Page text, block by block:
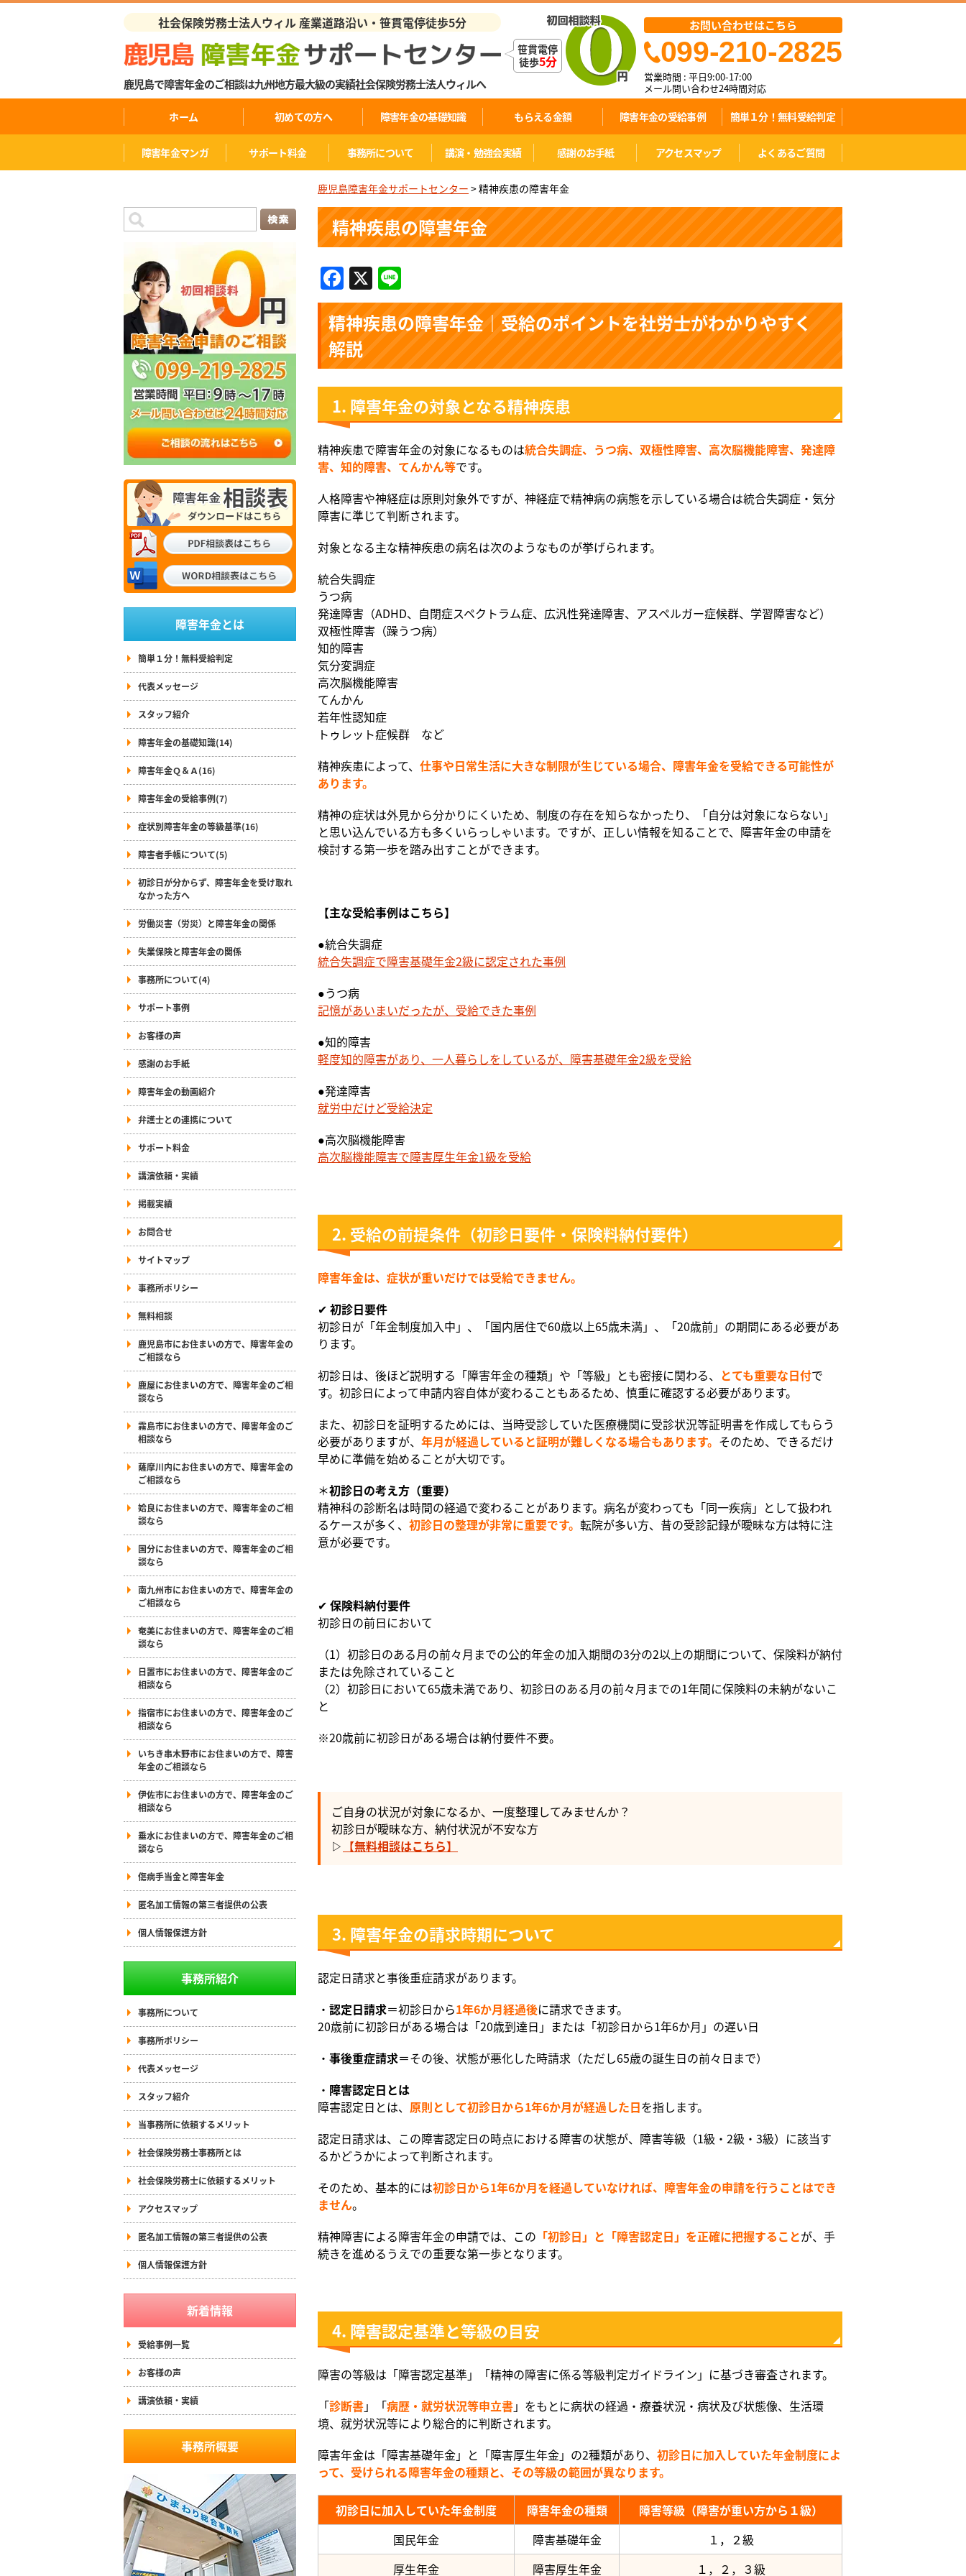
社会保険労務士法人ウィル 産業道路沿い・笹貫電停徒歩5分
笹貫電停
徒歩5分
鹿児島で障害年金のご相談は九州地方最大級の実績社会保険労務士法人ウィルへ
お問い合わせはこちら
099-210-2825
営業時間 : 平日9:00-17:00
メール問い合わせ24時間対応
ホーム 初めての方へ 障害年金の基礎知識 もらえる金額 障害年金の受給事例 簡単１分！無料受給判定
障害年金マンガ サポート料金 事務所について 講演・勉強会実績 感謝のお手紙 アクセスマップ よくあるご質問
鹿児島障害年金サポートセンター >精神疾患の障害年金
精神疾患の障害年金
Facebook
X
精神疾患の障害年金｜受給のポイントを社労士がわかりやすく
解説
1. 障害年金の対象となる精神疾患
精神疾患で障害年金の対象になるものは統合失調症、うつ病、双極性障害、高次脳機能障害、発達障
害、知的障害、てんかん等です。
人格障害や神経症は原則対象外ですが、神経症で精神病の病態を示している場合は統合失調症・気分
障害に準じて判断されます。
対象となる主な精神疾患の病名は次のようなものが挙げられます。
統合失調症
うつ病
発達障害（ADHD、自閉症スペクトラム症、広汎性発達障害、アスペルガー症候群、学習障害など）
双極性障害（躁うつ病）
知的障害
気分変調症
高次脳機能障害
てんかん
若年性認知症
トゥレット症候群 など
精神疾患によって、 仕事や日常生活に大きな制限が生じている場合、障害年金を受給できる可能性が
あります。
精神の症状は外見から分かりにくいため、制度の存在を知らなかったり、「自分は対象にならない」
と思い込んでいる方も多くいらっしゃいます。ですが、正しい情報を知ることで、障害年金の申請を
検討する第一歩を踏み出すことができます。
【主な受給事例はこちら】
●統合失調症
統合失調症で障害基礎年金2級に認定された事例
●うつ病
記憶があいまいだったが、受給できた事例
●知的障害
軽度知的障害があり、一人暮らしをしているが、障害基礎年金2級を受給
●発達障害
就労中だけど受給決定
●高次脳機能障害
高次脳機能障害で障害厚生年金1級を受給
2. 受給の前提条件（初診日要件・保険料納付要件）
障害年金は、症状が重いだけでは受給できません。
✔ 初診日要件
初診日が「年金制度加入中」、「国内居住で60歳以上65歳未満」、「20歳前」の期間にある必要があ
ります。
初診日は、後ほど説明する「障害年金の種類」や「等級」とも密接に関わる、 とても重要な日付で
す。初診日によって申請内容自体が変わることもあるため、慎重に確認する必要があります。
また、初診日を証明するためには、当時受診していた医療機関に受診状況等証明書を作成してもらう
必要がありますが、 年月が経過していると証明が難しくなる場合もあります。 そのため、できるだけ
早めに準備を始めることが大切です。
＊初診日の考え方（重要）
精神科の診断名は時間の経過で変わることがあります。病名が変わっても「同一疾病」として扱われ
るケースが多く、 初診日の整理が非常に重要です。 転院が多い方、昔の受診記録が曖昧な方は特に注
意が必要です。
✔ 保険料納付要件
初診日の前日において
（1）初診日のある月の前々月までの公的年金の加入期間の3分の2以上の期間について、保険料が納付
または免除されていること
（2）初診日において65歳未満であり、初診日のある月の前々月までの1年間に保険料の未納がないこ
と
※20歳前に初診日がある場合は納付要件不要。
ご自身の状況が対象になるか、一度整理してみませんか？
初診日が曖昧な方、納付状況が不安な方
▷ 【無料相談はこちら】
3. 障害年金の請求時期について
認定日請求と事後重症請求があります。
・ 認定日請求＝初診日から1年6か月経過後に請求できます。
20歳前に初診日がある場合は「20歳到達日」または「初診日から1年6か月」の遅い日
・ 事後重症請求＝その後、状態が悪化した時請求（ただし65歳の誕生日の前々日まで）
・ 障害認定日とは
障害認定日とは、 原則として初診日から1年6か月が経過した日を指します。
認定日請求は、この障害認定日の時点における障害の状態が、障害等級（1級・2級・3級）に該当す
るかどうかによって判断されます。
そのため、基本的には初診日から1年6か月を経過していなければ、障害年金の申請を行うことはでき
ません。
精神障害による障害年金の申請では、この 「初診日」と「障害認定日」を正確に把握することが、手
続きを進めるうえでの重要な第一歩となります。
4. 障害認定基準と等級の目安
障害の等級は「障害認定基準」「精神の障害に係る等級判定ガイドライン」に基づき審査されます。
「診断書」「病歴・就労状況等申立書」をもとに病状の経過・療養状況・病状及び状態像、生活環
境、就労状況等により総合的に判断されます。
障害年金は「障害基礎年金」と「障害厚生年金」の2種類があり、 初診日に加入していた年金制度によ
って、受けられる障害年金の種類と、その等級の範囲が異なります。
初診日に加入していた年金制度 障害年金の種類
障害等級（障害が重い方から１級）
国民年金
障害基礎年金
１，２級
厚生年金
障害厚生年金 １，２，３級
障害年金とは
簡単１分！無料受給判定
代表メッセージ
スタッフ紹介
障害年金の基礎知識(14)
障害年金Ｑ＆Ａ(16)
障害年金の受給事例(7)
症状別障害年金の等級基準(16)
障害者手帳について(5)
初診日が分からず、障害年金を受け取れ
なかった方へ
労働災害（労災）と障害年金の関係
失業保険と障害年金の関係
事務所について(4)
サポート事例
お客様の声
感謝のお手紙
障害年金の動画紹介
弁護士との連携について
サポート料金
講演依頼・実績
掲載実績
お問合せ
サイトマップ
事務所ポリシー
無料相談
鹿児島市にお住まいの方で、障害年金の
ご相談なら
鹿屋にお住まいの方で、障害年金のご相
談なら
霧島市にお住まいの方で、障害年金のご
相談なら
薩摩川内にお住まいの方で、障害年金の
ご相談なら
姶良にお住まいの方で、障害年金のご相
談なら
国分にお住まいの方で、障害年金のご相
談なら
南九州市にお住まいの方で、障害年金の
ご相談なら
奄美にお住まいの方で、障害年金のご相
談なら
日置市にお住まいの方で、障害年金のご
相談なら
指宿市にお住まいの方で、障害年金のご
相談なら
いちき串木野市にお住まいの方で、障害
年金のご相談なら
伊佐市にお住まいの方で、障害年金のご
相談なら
垂水にお住まいの方で、障害年金のご相
談なら
傷病手当金と障害年金
匿名加工情報の第三者提供の公表
個人情報保護方針
事務所紹介
事務所について
事務所ポリシー
代表メッセージ
スタッフ紹介
当事務所に依頼するメリット
社会保険労務士事務所とは
社会保険労務士に依頼するメリット
アクセスマップ
匿名加工情報の第三者提供の公表
個人情報保護方針
新着情報
受給事例一覧
お客様の声
講演依頼・実績
事務所概要